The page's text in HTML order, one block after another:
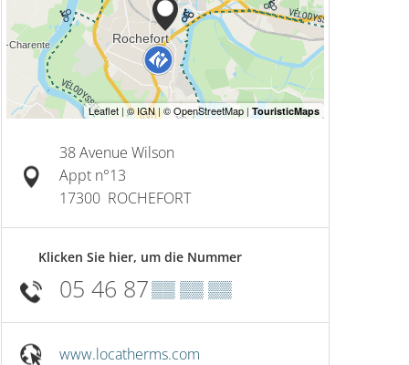
38 Avenue Wilson
Appt n°13
17300 ROCHEFORT
Klicken Sie hier, um die Nummer
05 46 87▒▒ ▒▒ ▒▒
www.locatherms.com